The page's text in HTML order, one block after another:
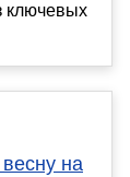
ключевых
на